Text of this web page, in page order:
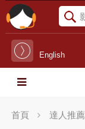
English
首頁 達人推薦